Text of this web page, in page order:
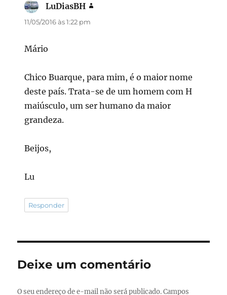
LuDiasBH
11/05/2016 às 1:22 pm
Mário
Chico Buarque, para mim, é o maior nome
deste país. Trata-se de um homem com H
maiúsculo, um ser humano da maior
grandeza.
Beijos,
Lu
Responder
Deixe um comentário
O seu endereço de e-mail não será publicado. Campos